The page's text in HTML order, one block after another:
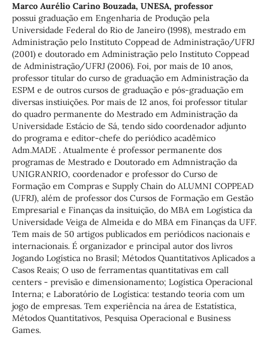
Marco Aurélio Carino Bouzada, UNESA, professor
possui graduação em Engenharia de Produção pela
Universidade Federal do Rio de Janeiro (1998), mestrado em
Administração pelo Instituto Coppead de Administração/UFRJ
(2001) e doutorado em Administração pelo Instituto Coppead
de Administração/UFRJ (2006). Foi, por mais de 10 anos,
professor titular do curso de graduação em Administração da
ESPM e de outros cursos de graduação e pós-graduação em
diversas instiuições. Por mais de 12 anos, foi professor titular
do quadro permanente do Mestrado em Administração da
Universidade Estácio de Sá, tendo sido coordenador adjunto
do programa e editor-chefe do periódico acadêmico
Adm.MADE . Atualmente é professor permanente dos
programas de Mestrado e Doutorado em Admnistração da
UNIGRANRIO, coordenador e professor do Curso de
Formação em Compras e Supply Chain do ALUMNI COPPEAD
(UFRJ), além de professor dos Cursos de Formação em Gestão
Empresarial e Finanças da insituição, do MBA em Logística da
Universidade Veiga de Almeida e do MBA em Finanças da UFF.
Tem mais de 50 artigos publicados em periódicos nacionais e
internacionais. É organizador e principal autor dos livros
Jogando Logística no Brasil; Métodos Quantitativos Aplicados a
Casos Reais; O uso de ferramentas quantitativas em call
centers - previsão e dimensionamento; Logística Operacional
Interna; e Laboratório de Logística: testando teoria com um
jogo de empresas. Tem experiência na área de Estatística,
Métodos Quantitativos, Pesquisa Operacional e Business
Games.